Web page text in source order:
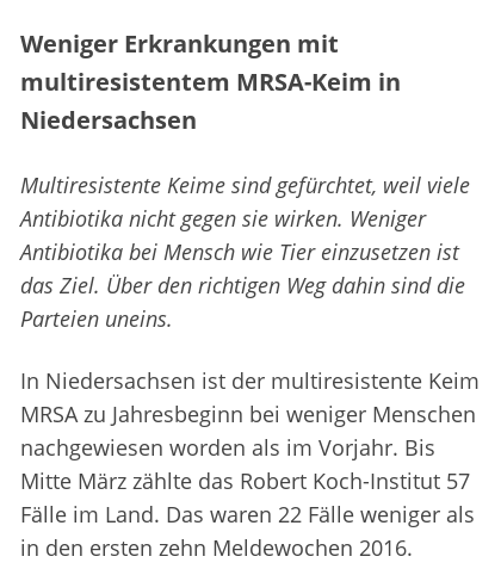
Weniger Erkrankungen mit
multiresistentem MRSA-Keim in
Niedersachsen
Multiresistente Keime sind gefürchtet, weil viele
Antibiotika nicht gegen sie wirken. Weniger
Antibiotika bei Mensch wie Tier einzusetzen ist
das Ziel. Über den richtigen Weg dahin sind die
Parteien uneins.
In Niedersachsen ist der multiresistente Keim
MRSA zu Jahresbeginn bei weniger Menschen
nachgewiesen worden als im Vorjahr. Bis
Mitte März zählte das Robert Koch-Institut 57
Fälle im Land. Das waren 22 Fälle weniger als
in den ersten zehn Meldewochen 2016.